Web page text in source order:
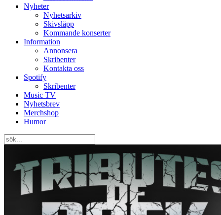
Nyheter
Nyhetsarkiv
Skivsläpp
Kommande konserter
Information
Annonsera
Skribenter
Kontakta oss
Spotify
Skribenter
Music TV
Nyhetsbrev
Merchshop
Humor